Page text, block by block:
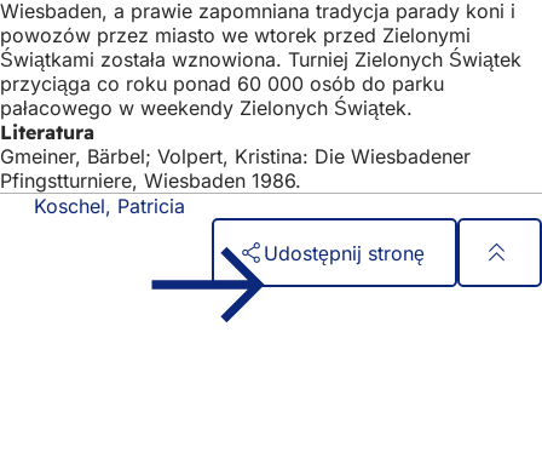
Wiesbaden, a prawie zapomniana tradycja parady koni i
powozów przez miasto we wtorek przed Zielonymi
Świątkami została wznowiona. Turniej Zielonych Świątek
przyciąga co roku ponad 60 000 osób do parku
pałacowego w weekendy Zielonych Świątek.
Literatura
Gmeiner, Bärbel; Volpert, Kristina: Die Wiesbadener
Pfingstturniere, Wiesbaden 1986.
Koschel, Patricia
Udostępnij stronę